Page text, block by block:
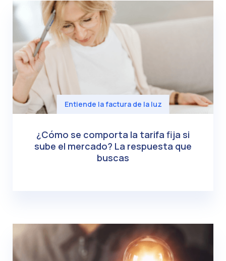
Entiende la factura de la luz
¿Cómo se comporta la tarifa fija si
sube el mercado? La respuesta que
buscas